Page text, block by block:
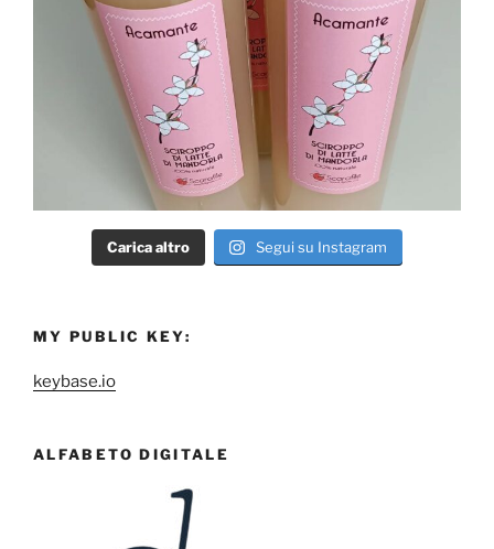
Carica altro Segui su Instagram
MY PUBLIC KEY:
keybase.io
ALFABETO DIGITALE